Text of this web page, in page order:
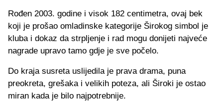
Rođen 2003. godine i visok 182 centimetra, ovaj bek
koji je prošao omladinske kategorije Širokog simbol je
kluba i dokaz da strpljenje i rad mogu donijeti najveće
nagrade upravo tamo gdje je sve počelo.
Do kraja susreta uslijedila je prava drama, puna
preokreta, grešaka i velikih poteza, ali Široki je ostao
miran kada je bilo najpotrebnije.